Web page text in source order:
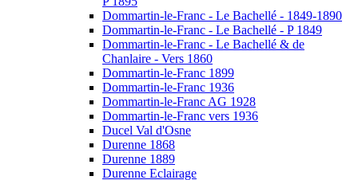
Dommartin-le-Franc - Le Bachellé - 1849-1890
Dommartin-le-Franc - Le Bachellé - P 1849
Dommartin-le-Franc - Le Bachellé & de
Chanlaire - Vers 1860
Dommartin-le-Franc 1899
Dommartin-le-Franc 1936
Dommartin-le-Franc AG 1928
Dommartin-le-Franc vers 1936
Ducel Val d'Osne
Durenne 1868
Durenne 1889
Durenne Eclairage